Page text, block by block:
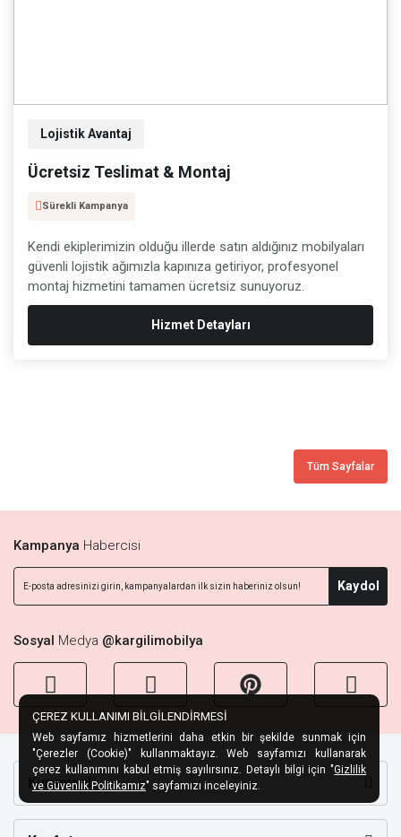
Lojistik Avantaj
Ücretsiz Teslimat & Montaj
Sürekli Kampanya
Kendi ekiplerimizin olduğu illerde satın aldığınız mobilyaları
güvenli lojistik ağımızla kapınıza getiriyor, profesyonel
montaj hizmetini tamamen ücretsiz sunuyoruz.
Hizmet Detayları
Tüm Sayfalar
Kampanya Habercisi
Kaydol
Sosyal Medya @kargilimobilya
Kurumsal
ÇEREZ KULLANIMI BİLGİLENDİRMESİ
Web sayfamız hizmetlerini daha etkin bir şekilde sunmak için
"Çerezler (Cookie)" kullanmaktayız. Web sayfamızı kullanarak
çerez kullanımını kabul etmiş sayılırsınız. Detaylı bilgi için "Gizlilik
ve Güvenlik Politikamız" sayfamızı inceleyiniz.